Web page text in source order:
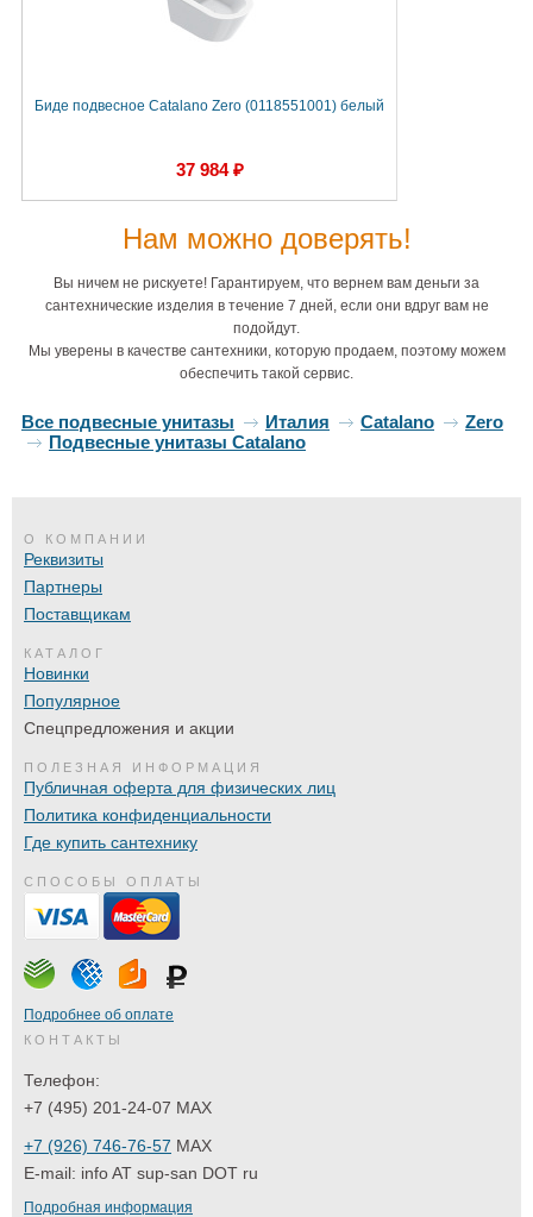
Биде подвесное Catalano Zero (0118551001) белый
37 984 ₽
Нам можно доверять!
Вы ничем не рискуете! Гарантируем, что вернем вам деньги за
сантехнические изделия в течение 7 дней, если они вдруг вам не
подойдут.
Мы уверены в качестве сантехники, которую продаем, поэтому можем
обеспечить такой сервис.
Все подвесные унитазы Италия Catalano
Zero
Подвесные унитазы Catalano
О КОМПАНИИ
Реквизиты
Партнеры
Поставщикам
КАТАЛОГ
Новинки
Популярное
Спецпредложения и акции
ПОЛЕЗНАЯ ИНФОРМАЦИЯ
Публичная оферта для физических лиц
Политика конфиденциальности
Где купить сантехнику
СПОСОБЫ ОПЛАТЫ
Подробнее об оплате
КОНТАКТЫ
Телефон:
+7 (495) 201-24-07 MAX
+7 (926) 746-76-57 MAX
E-mail: info AT sup-san DOT ru
Подробная информация